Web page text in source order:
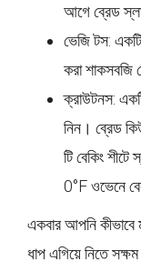
আগে ব্রেড
ভেজি টস:
করা শাকসবজি
ক্রাউটনস:
নিন। ব্রেড
টি বেকিং
0°F ওভেনে
একবার আপনি
ধাপ এগিয়ে নিতে